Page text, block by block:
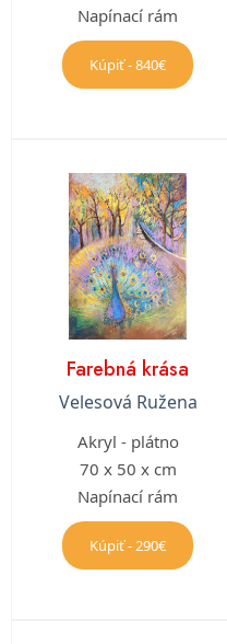
Napínací rám
Kúpiť - 840€
Farebná krása
Velesová Ružena
Akryl - plátno
70 x 50 x cm
Napínací rám
Kúpiť - 290€